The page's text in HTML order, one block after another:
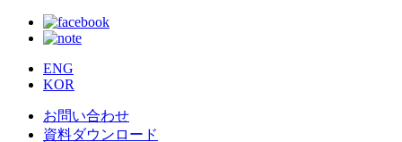
ENG
KOR
お問い合わせ
資料ダウンロード